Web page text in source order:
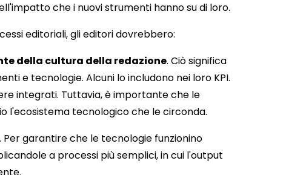
che i nuovi strumenti hanno su di loro.
editoriali, gli editori dovrebbero:
della cultura della redazione. Ciò significa
e tecnologie. Alcuni lo includono nei loro KPI.
integrati. Tuttavia, è importante che le
l'ecosistema tecnologico che le circonda.
. Per garantire che le tecnologie funzionino
a processi più semplici, in cui l'output